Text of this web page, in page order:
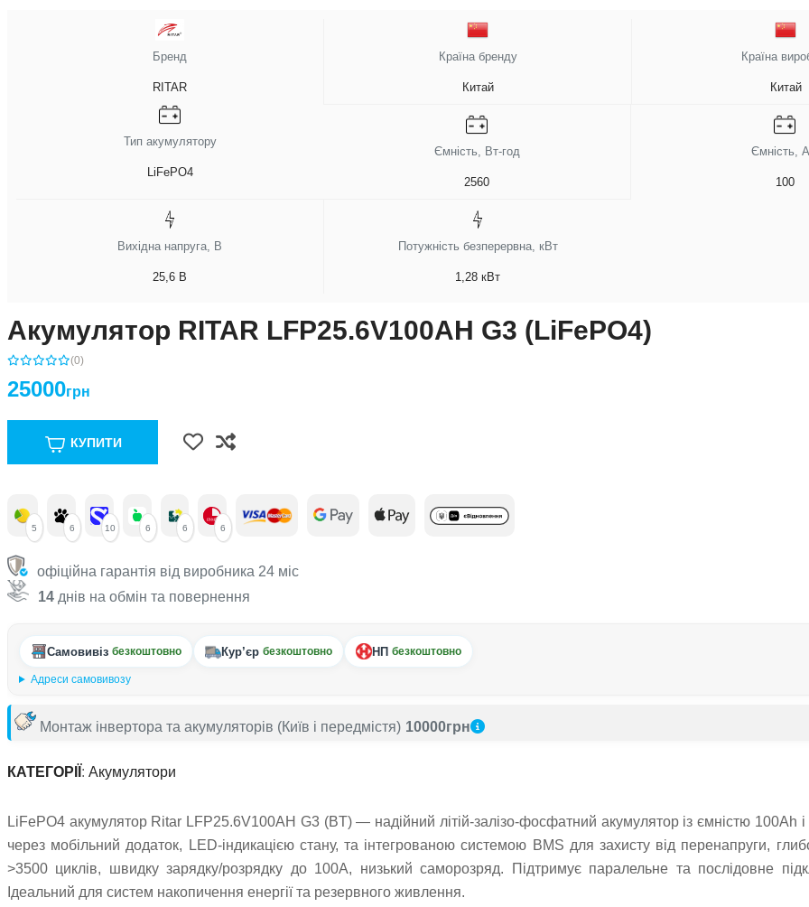
Бренд
RITAR
Країна бренду
Китай
Країна
Китай
Тип акумулятору
LiFePO4
Ємність, Вт-год
2560
Ємність,
100
Вихідна напруга, В
25,6 В
Потужність безперервна, кВт
1,28 кВт
Акумулятор RITAR LFP25.6V100AH G3 (LiFePO4)
(0)
25000грн
КУПИТИ
5 6 10 6 6 6
офіційна гарантія від виробника 24 міс
14 днів на обмін та повернення
Самовивіз безкоштовно Кур’єр безкоштовно НП безкоштовно
Адреси самовивозу
Монтаж інвертора та акумуляторів (Київ і передмістя) 10000грн
КАТЕГОРІЇ : Акумулятори
LiFePO4 акумулятор Ritar LFP25.6V100AH G3 (BT) — надійний літій-залізо-фосфатний акумулятор із ємністю
через мобільний додаток, LED-індикацією стану, та інтегрованою системою BMS для захисту від перенапруги,
>3500 циклів, швидку зарядку/розрядку до 100А, низький саморозряд. Підтримує паралельне та послідовне
Ідеальний для систем накопичення енергії та резервного живлення.